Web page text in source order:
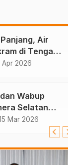
Air
di Tengah
Apr 2026
Wabup
Selatan
Pramuka se-
Mar 2026